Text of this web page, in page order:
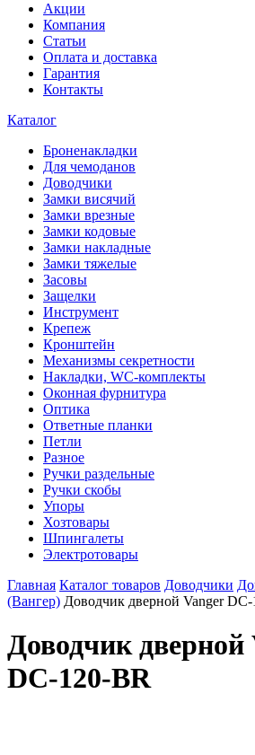
Акции
Компания
Статьи
Оплата и доставка
Гарантия
Контакты
Каталог
Броненакладки
Для чемоданов
Доводчики
Замки висячий
Замки врезные
Замки кодовые
Замки накладные
Замки тяжелые
Засовы
Защелки
Инструмент
Крепеж
Кронштейн
Механизмы секретности
Накладки, WC-комплекты
Оконная фурнитура
Оптика
Ответные планки
Петли
Разное
Ручки раздельные
Ручки скобы
Упоры
Хозтовары
Шпингалеты
Электротовары
Главная Каталог товаров Доводчики
(Вангер) Доводчик дверной Vanger DC-
Доводчик дверной
DC-120-BR